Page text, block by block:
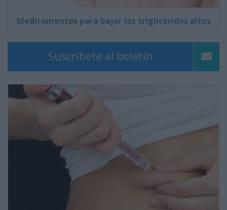
Medicamentos para bajar los triglicéridos altos
Suscríbete al boletín